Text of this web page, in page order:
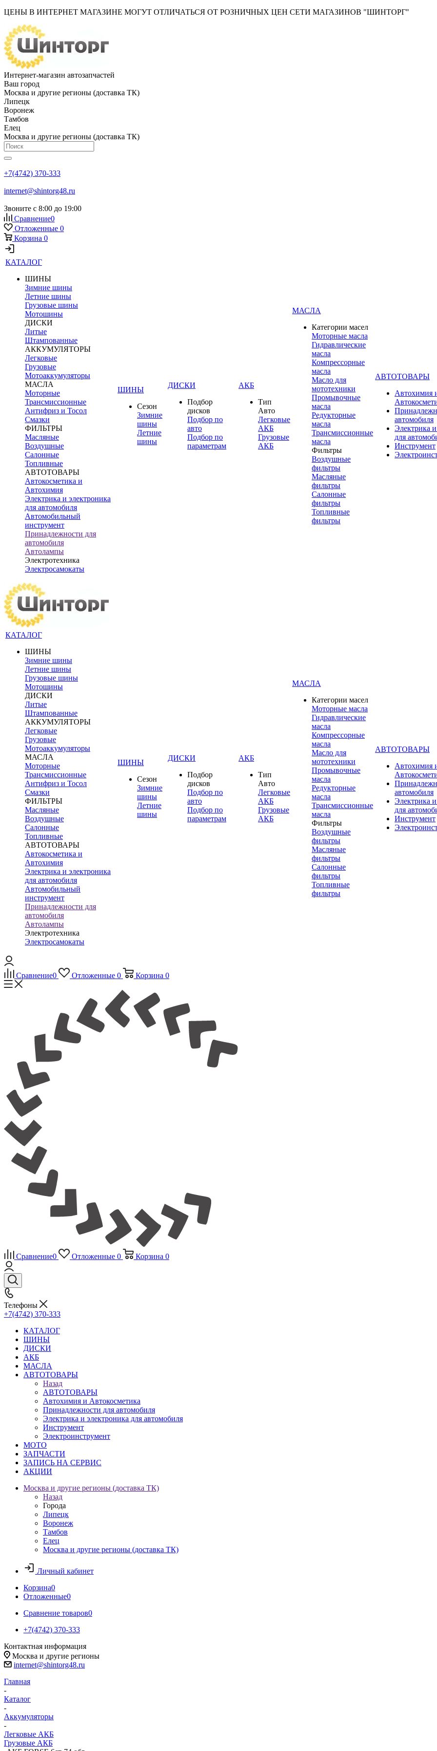
ЦЕНЫ В ИНТЕРНЕТ МАГАЗИНЕ МОГУТ ОТЛИЧАТЬСЯ ОТ РОЗНИЧНЫХ ЦЕН СЕТИ МАГАЗИНОВ "ШИНТОРГ"
Интернет-магазин автозапчастей
Ваш город
Москва и другие регионы (доставка ТК)
Липецк
Воронеж
Тамбов
Елец
Москва и другие регионы (доставка ТК)
+7(4742) 370-333
internet@shintorg48.ru
Звоните с 8:00 до 19:00
Сравнение0
Отложенные 0
Корзина 0
КАТАЛОГ
ШИНЫ
Зимние шины
Летние шины
Грузовые шины
Мотошины
ДИСКИ
Литые
Штампованные
АККУМУЛЯТОРЫ
Легковые
Грузовые
Мотоаккумуляторы
МАСЛА
Моторные
Трансмиссионные
Антифриз и Тосол
Смазки
ФИЛЬТРЫ
Масляные
Воздушные
Салонные
Топливные
АВТОТОВАРЫ
Автокосметика и
Автохимия
Электрика и электроника
для автомобиля
Автомобильный
инструмент
Принадлежности для
автомобиля
Автолампы
Электротехника
Электросамокаты
ШИНЫ
Сезон
Зимние
шины
Летние
шины
ДИСКИ
Подбор
дисков
Подбор по
авто
Подбор по
параметрам
АКБ
Тип
Авто
Легковые
АКБ
Грузовые
АКБ
МАСЛА
Категории масел
Моторные масла
Гидравлические
масла
Компрессорные
масла
Масло для
мототехники
Промывочные
масла
Редукторные
масла
Трансмиссионные
масла
Фильтры
Воздушные
фильтры
Масляные
фильтры
Салонные
фильтры
Топливные
фильтры
АВТОТОВАРЫ
Автохимия
автомобиля
Электрика
для
Инструмент
КАТАЛОГ
ШИНЫ
Зимние шины
Летние шины
Грузовые шины
Мотошины
ДИСКИ
Литые
Штампованные
АККУМУЛЯТОРЫ
Легковые
Грузовые
Мотоаккумуляторы
МАСЛА
Моторные
Трансмиссионные
Антифриз и Тосол
Смазки
ФИЛЬТРЫ
Масляные
Воздушные
Салонные
Топливные
АВТОТОВАРЫ
Автокосметика и
Автохимия
Электрика и электроника
для автомобиля
Автомобильный
инструмент
Принадлежности для
автомобиля
Автолампы
Электротехника
Электросамокаты
ШИНЫ
Сезон
Зимние
шины
Летние
шины
ДИСКИ
Подбор
дисков
Подбор по
авто
Подбор по
параметрам
АКБ
Тип
Авто
Легковые
АКБ
Грузовые
АКБ
МАСЛА
Категории масел
Моторные масла
Гидравлические
масла
Компрессорные
масла
Масло для
мототехники
Промывочные
масла
Редукторные
масла
Трансмиссионные
масла
Фильтры
Воздушные
фильтры
Масляные
фильтры
Салонные
фильтры
Топливные
фильтры
АВТОТОВАРЫ
Автохимия
автомобиля
Электрика
для
Инструмент
Сравнение0 Отложенные 0 Корзина 0
Сравнение0 Отложенные 0 Корзина 0
Телефоны
+7(4742) 370-333
КАТАЛОГ
ШИНЫ
ДИСКИ
АКБ
МАСЛА
АВТОТОВАРЫ
Назад
АВТОТОВАРЫ
Автохимия и Автокосметика
Принадлежности для автомобиля
Электрика и электроника для автомобиля
Инструмент
Электроинструмент
МОТО
ЗАПЧАСТИ
ЗАПИСЬ НА СЕРВИС
АКЦИИ
Москва и другие регионы (доставка ТК)
Назад
Города
Липецк
Воронеж
Тамбов
Елец
Москва и другие регионы (доставка ТК)
Личный кабинет
Корзина0
Отложенные0
Сравнение товаров0
+7(4742) 370-333
Контактная информация
Москва и другие регионы
internet@shintorg48.ru
Главная
-
Каталог
-
Аккумуляторы
-
Легковые АКБ
Грузовые АКБ